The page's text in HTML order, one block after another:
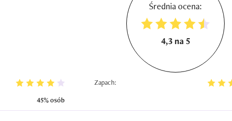
Średnia ocena:
4,3 na 5
Zapach:
45% osób